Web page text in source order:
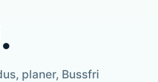
planer, Bussfri